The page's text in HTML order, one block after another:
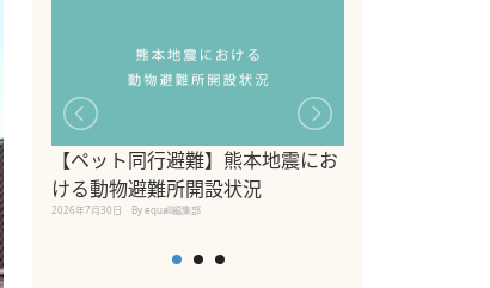
【ペット同行避難】熊本地震にお
ける動物避難所開設状況
2026年7月30日 By equall編集部